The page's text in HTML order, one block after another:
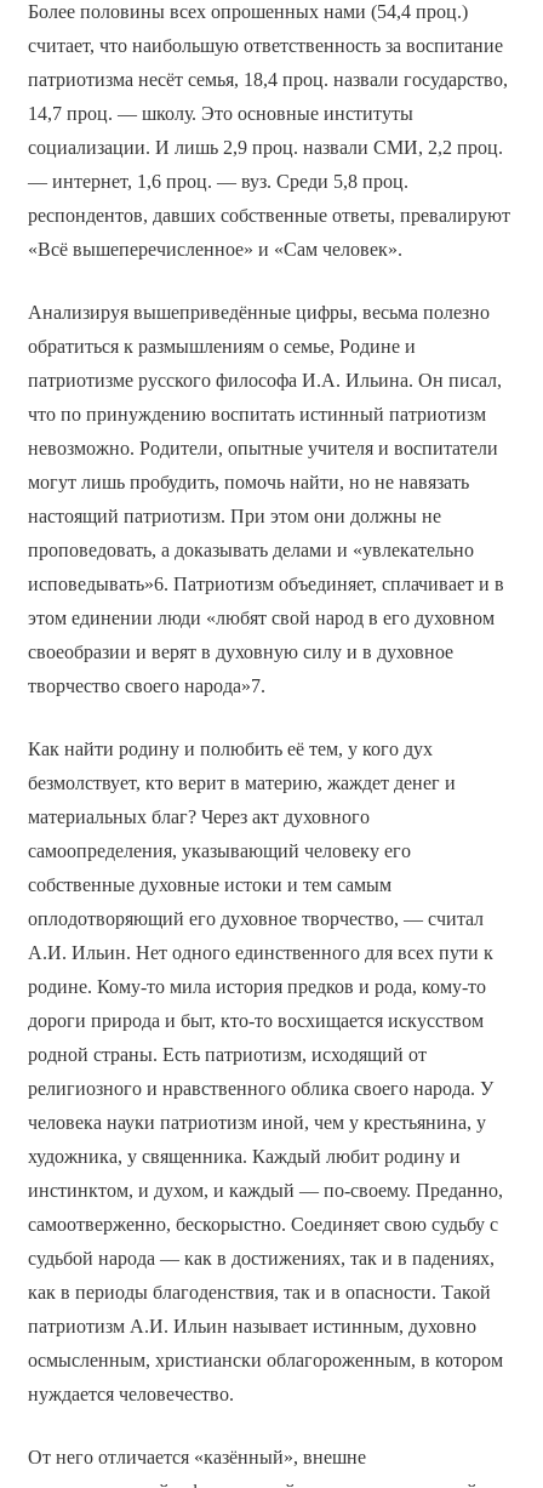
Более половины всех опрошенных нами (54,4 проц.)
считает, что наибольшую ответственность за воспитание
патриотизма несёт семья, 18,4 проц. назвали государство,
14,7 проц. — школу. Это основные институты
социализации. И лишь 2,9 проц. назвали СМИ, 2,2 проц.
— интернет, 1,6 проц. — вуз. Среди 5,8 проц.
респондентов, давших собственные ответы, превалируют
«Всё вышеперечисленное» и «Сам человек».
Анализируя вышеприведённые цифры, весьма полезно
обратиться к размышлениям о семье, Родине и
патриотизме русского философа И.А. Ильина. Он писал,
что по принуждению воспитать истинный патриотизм
невозможно. Родители, опытные учителя и воспитатели
могут лишь пробудить, помочь найти, но не навязать
настоящий патриотизм. При этом они должны не
проповедовать, а доказывать делами и «увлекательно
исповедывать»6. Патриотизм объединяет, сплачивает и в
этом единении люди «любят свой народ в его духовном
своеобразии и верят в духовную силу и в духовное
творчество своего народа»7.
Как найти родину и полюбить её тем, у кого дух
безмолствует, кто верит в материю, жаждет денег и
материальных благ? Через акт духовного
самоопределения, указывающий человеку его
собственные духовные истоки и тем самым
оплодотворяющий его духовное творчество, — считал
А.И. Ильин. Нет одного единственного для всех пути к
родине. Кому-то мила история предков и рода, кому-то
дороги природа и быт, кто-то восхищается искусством
родной страны. Есть патриотизм, исходящий от
религиозного и нравственного облика своего народа. У
человека науки патриотизм иной, чем у крестьянина, у
художника, у священника. Каждый любит родину и
инстинктом, и духом, и каждый — по-своему. Преданно,
самоотверженно, бескорыстно. Соединяет свою судьбу с
судьбой народа — как в достижениях, так и в падениях,
как в периоды благоденствия, так и в опасности. Такой
патриотизм А.И. Ильин называет истинным, духовно
осмысленным, христиански облагороженным, в котором
нуждается человечество.
От него отличается «казённый», внешне